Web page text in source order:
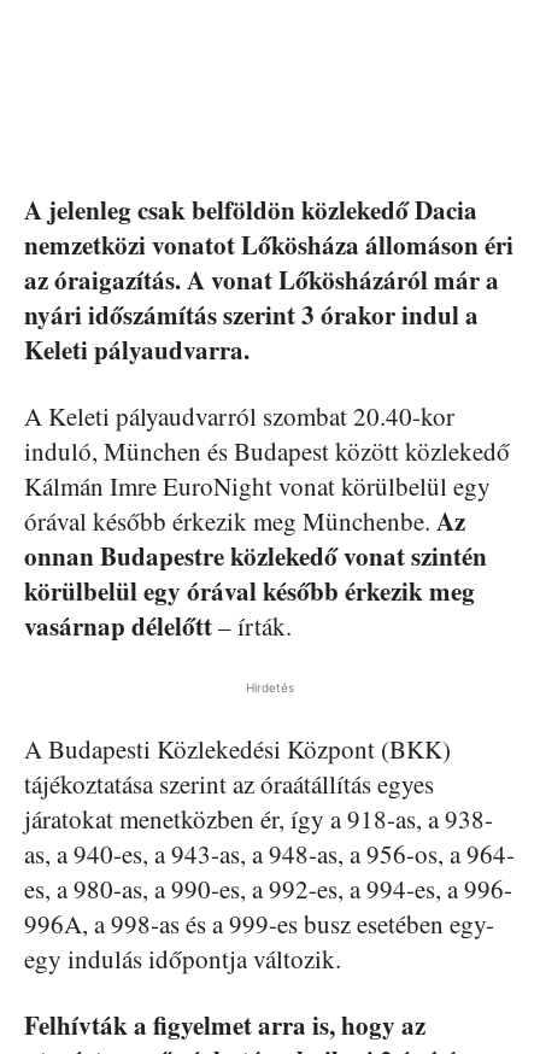
A jelenleg csak belföldön közlekedő Dacia
nemzetközi vonatot Lőkösháza állomáson éri
az óraigazítás. A vonat Lőkösházáról már a
nyári időszámítás szerint 3 órakor indul a
Keleti pályaudvarra.
A Keleti pályaudvarról szombat 20.40-kor
induló, München és Budapest között közlekedő
Kálmán Imre EuroNight vonat körülbelül egy
órával később érkezik meg Münchenbe. Az
onnan Budapestre közlekedő vonat szintén
körülbelül egy órával később érkezik meg
vasárnap délelőtt– írták.
Hirdetés
A Budapesti Közlekedési Központ (BKK)
tájékoztatása szerint az óraátállítás egyes
járatokat menetközben ér, így a 918-as, a 938-
as, a 940-es, a 943-as, a 948-as, a 956-os, a 964-
es, a 980-as, a 990-es, a 992-es, a 994-es, a 996-
996A, a 998-as és a 999-es busz esetében egy-
egy indulás időpontja változik.
Felhívták a figyelmet arra is, hogy az